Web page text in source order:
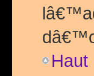
Haut